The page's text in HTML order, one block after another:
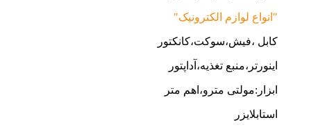
"انواع لوازم الکترونیک"
کابل ،فیش،سوکت،کانکتور
اینورتر،منبع تغذیه،آداپتور
ابزار:مولتی مترو،اهم متر
استابلایزر